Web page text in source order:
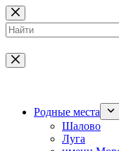
Перейти
к
сути
Ничего
не
Родные места
Шалово
Луга